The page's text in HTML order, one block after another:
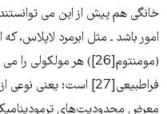
خانگی هم پیش از این می
امور باشد ـ مثل ابرمرد لاپلاس،
(مومنتوم[26]) هر
فراطبیعی[27] است؛
معرض محدودیت‌‌‌های